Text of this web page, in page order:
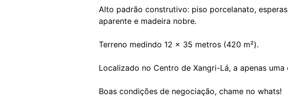
Alto padrão construtivo: piso porcelanato,
aparente e madeira nobre.
Terreno medindo 12 x 35 metros (420 m²).
Localizado no Centro de Xangri-Lá, a apenas uma